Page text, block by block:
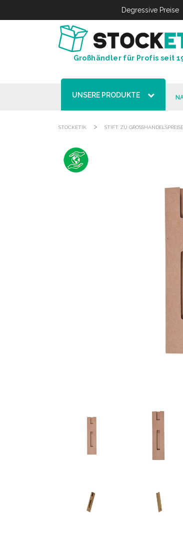
Degressive Preise
Großhändler für Profis seit
UNSERE PRODUKTE
STOCKETIK > STIFT ZU GROSSHANDELSPREISEN